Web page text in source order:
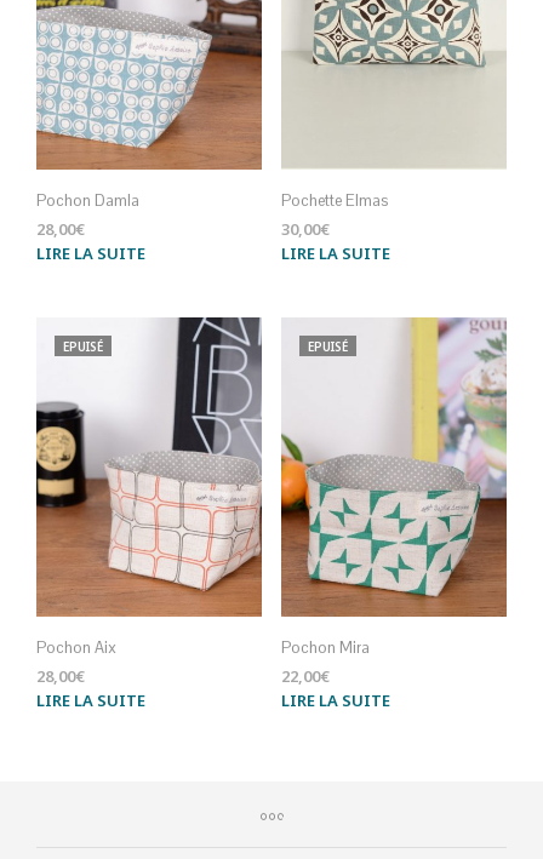
Pochon Damla
28,00€
LIRE LA SUITE
Pochette Elmas
30,00€
LIRE LA SUITE
EPUISÉ
Pochon Aix
28,00€
LIRE LA SUITE
EPUISÉ
Pochon Mira
22,00€
LIRE LA SUITE